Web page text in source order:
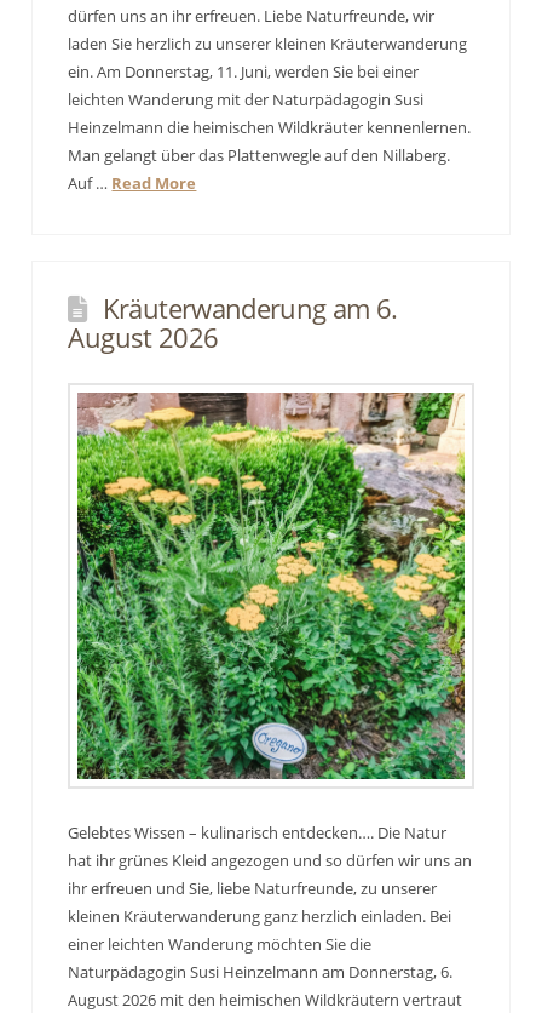
dürfen uns an ihr erfreuen. Liebe Naturfreunde, wir
laden Sie herzlich zu unserer kleinen Kräuterwanderung
ein. Am Donnerstag, 11. Juni, werden Sie bei einer
leichten Wanderung mit der Naturpädagogin Susi
Heinzelmann die heimischen Wildkräuter kennenlernen.
Man gelangt über das Plattenwegle auf den Nillaberg.
Auf … Read More
Kräuterwanderung am 6.
August 2026
Gelebtes Wissen – kulinarisch entdecken…. Die Natur
hat ihr grünes Kleid angezogen und so dürfen wir uns an
ihr erfreuen und Sie, liebe Naturfreunde, zu unserer
kleinen Kräuterwanderung ganz herzlich einladen. Bei
einer leichten Wanderung möchten Sie die
Naturpädagogin Susi Heinzelmann am Donnerstag, 6.
August 2026 mit den heimischen Wildkräutern vertraut